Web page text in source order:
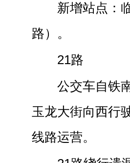
新增站点：
路）。
21路
公交车自铁
玉龙大街向西行
线路运营。